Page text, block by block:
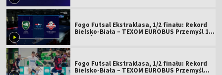
Fogo Futsal Ekstraklasa, 1/2 finału: Rekord
Bielsko-Biała – TEXOM EUROBUS Przemyśl 1:3
[SKRÓT]
Fogo Futsal Ekstraklasa, 1/2 finału: Rekord
Bielsko-Biała – TEXOM EUROBUS Przemyśl